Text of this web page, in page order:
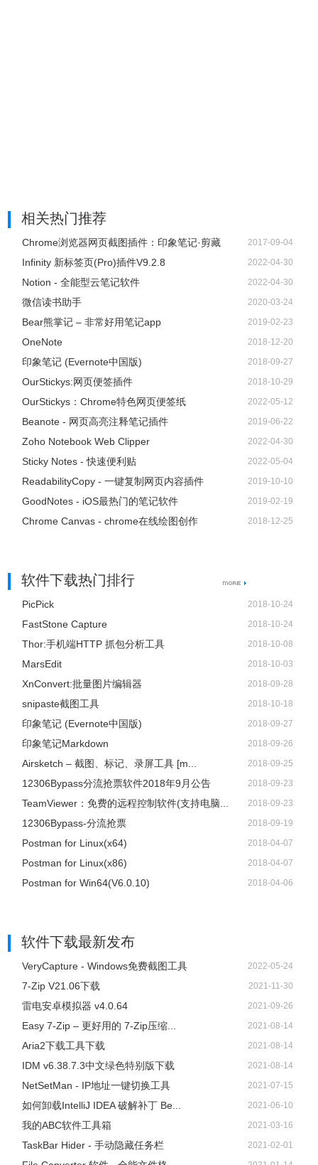
相关热门推荐
Chrome浏览器网页截图插件：印象笔记·剪藏 2017-09-04
Infinity 新标签页(Pro)插件V9.2.8 2022-04-30
Notion - 全能型云笔记软件 2022-04-30
微信读书助手 2020-03-24
Bear熊掌记 – 非常好用笔记app 2019-02-23
OneNote 2018-12-20
印象笔记 (Evernote中国版) 2018-09-27
OurStickys:网页便签插件 2018-10-29
OurStickys：Chrome特色网页便签纸 2022-05-12
Beanote - 网页高亮注释笔记插件 2019-06-22
Zoho Notebook Web Clipper 2022-04-30
Sticky Notes - 快速便利贴 2022-05-04
ReadabilityCopy - 一键复制网页内容插件 2019-10-10
GoodNotes - iOS最热门的笔记软件 2019-02-19
Chrome Canvas - chrome在线绘图创作 2018-12-25
软件下载热门排行
PicPick 2018-10-24
FastStone Capture 2018-10-24
Thor:手机端HTTP 抓包分析工具 2018-10-08
MarsEdit 2018-10-03
XnConvert:批量图片编辑器 2018-09-28
snipaste截图工具 2018-10-18
印象笔记 (Evernote中国版) 2018-09-27
印象笔记Markdown 2018-09-26
Airsketch – 截图、标记、录屏工具 [m... 2018-09-25
12306Bypass分流抢票软件2018年9月公告 2018-09-23
TeamViewer：免费的远程控制软件(支持电脑... 2018-09-23
12306Bypass-分流抢票 2018-09-19
Postman for Linux(x64) 2018-04-07
Postman for Linux(x86) 2018-04-07
Postman for Win64(V6.0.10) 2018-04-06
软件下载最新发布
VeryCapture - Windows免费截图工具 2022-05-24
7-Zip V21.06下载 2021-11-30
雷电安卓模拟器 v4.0.64 2021-09-26
Easy 7-Zip – 更好用的 7-Zip压缩... 2021-08-14
Aria2下载工具下载 2021-08-14
IDM v6.38.7.3中文绿色特别版下载 2021-08-14
NetSetMan - IP地址一键切换工具 2021-07-15
如何卸载IntelliJ IDEA 破解补丁 Be... 2021-06-10
我的ABC软件工具箱 2021-03-16
TaskBar Hider - 手动隐藏任务栏 2021-02-01